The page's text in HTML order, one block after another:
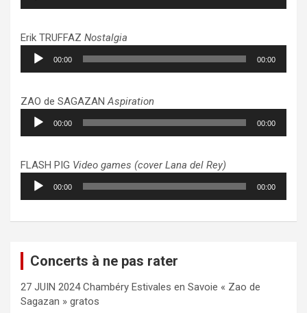
Erik TRUFFAZ Nostalgia
Lecteur
audio
00:00 00:00
ZAO de SAGAZANAspiration
Lecteur
audio
00:00 00:00
FLASH PIG Video games (cover Lana del Rey)
Lecteur
audio
00:00 00:00
Concerts à ne pas rater
27 JUIN 2024 Chambéry Estivales en Savoie « Zao de
Sagazan » gratos